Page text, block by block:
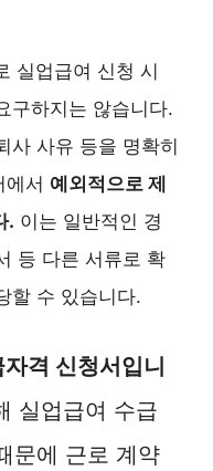
실업급여 신청 시
구하지는 않습니다.
사 사유 등을 명확히
서 예외적으로 제
. 이는 일반적인 경
등 다른 서류로 확
할 수 있습니다.
격 신청서입니
실업급여 수급
문에 근로 계약